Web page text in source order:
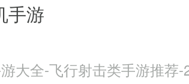
手游
大全-飞行射击类手游推荐